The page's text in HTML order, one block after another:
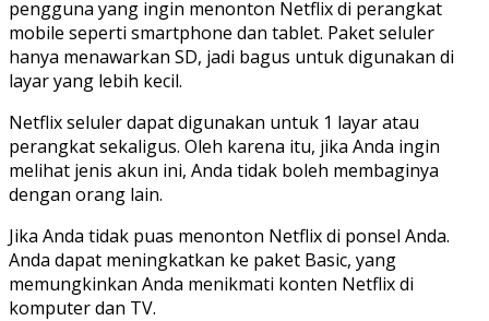
pengguna yang ingin menonton Netflix di perangkat
mobile seperti smartphone dan tablet. Paket seluler
hanya menawarkan SD, jadi bagus untuk digunakan di
layar yang lebih kecil.
Netflix seluler dapat digunakan untuk 1 layar atau
perangkat sekaligus. Oleh karena itu, jika Anda ingin
melihat jenis akun ini, Anda tidak boleh membaginya
dengan orang lain.
Jika Anda tidak puas menonton Netflix di ponsel Anda.
Anda dapat meningkatkan ke paket Basic, yang
memungkinkan Anda menikmati konten Netflix di
komputer dan TV.